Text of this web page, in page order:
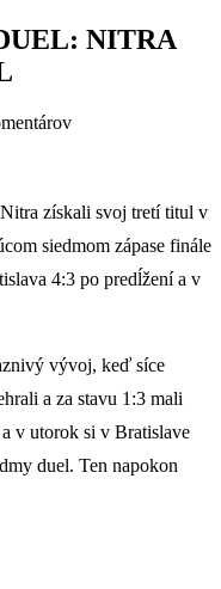
NITRA
získali svoj tretí titul v
siedmom zápase finále
4:3 po predĺžení a v
vývoj, keď síce
a za stavu 1:3 mali
v utorok si v Bratislave
duel. Ten napokon